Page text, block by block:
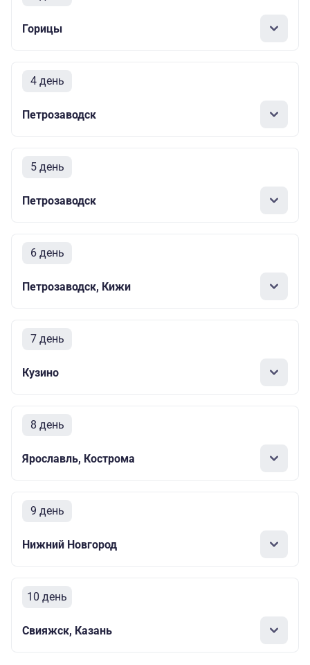
Горицы
4 день
Петрозаводск
5 день
Петрозаводск
6 день
Петрозаводск, Кижи
7 день
Кузино
8 день
Ярославль, Кострома
9 день
Нижний Новгород
10 день
Свияжск, Казань